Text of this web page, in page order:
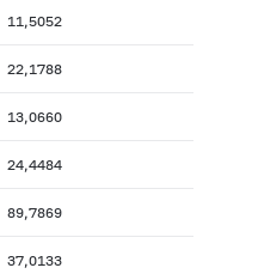
11,5052
22,1788
13,0660
24,4484
89,7869
37,0133